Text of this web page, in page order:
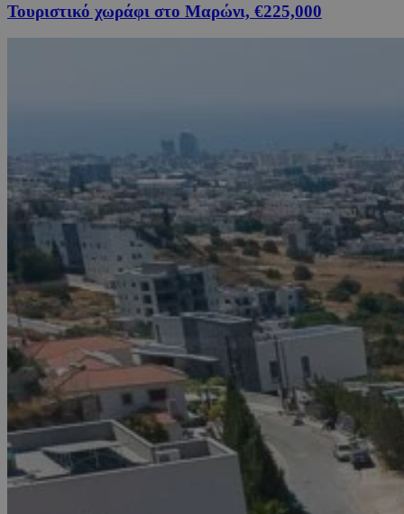
Τουριστικό χωράφι στο Μαρώνι, €225,000